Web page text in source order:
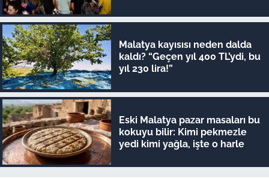
Malatya kayısısı neden dalda
kaldı? “Geçen yıl 400 TL’ydi, bu
yıl 230 lira!”
Eski Malatya pazar masaları bu
kokuyu bilir: Kimi pekmezle
yedi kimi yağla, işte o harle